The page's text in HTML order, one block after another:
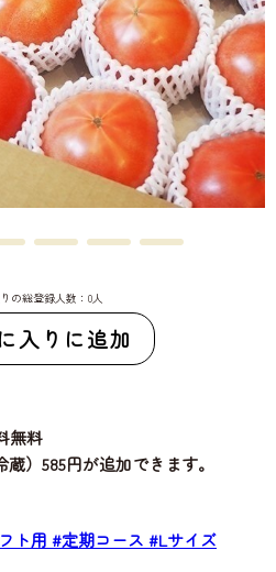
の総登録人数：0人
入りに追加
無料
）585円が追加できます。
ト用 #定期コース #Lサイズ